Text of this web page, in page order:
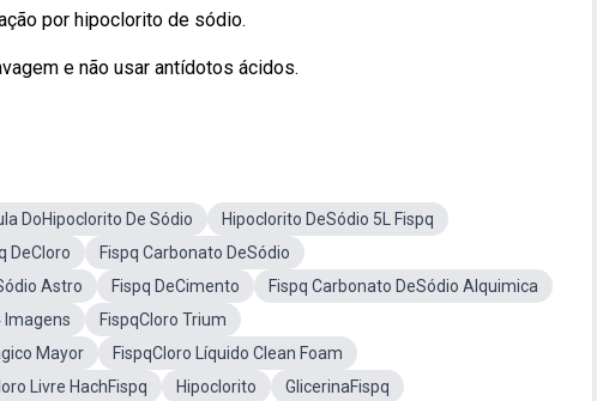
por hipoclorito de sódio.
e não usar antídotos ácidos.
DoHipoclorito De Sódio
Hipoclorito DeSódio 5L Fispq
DeCloro
Fispq Carbonato DeSódio
Astro Fispq DeCimento
Fispq Carbonato DeSódio Alquimica
Imagens
FispqCloro Trium
Mayor
FispqCloro Líquido Clean Foam
Livre HachFispq Hipoclorito
GlicerinaFispq